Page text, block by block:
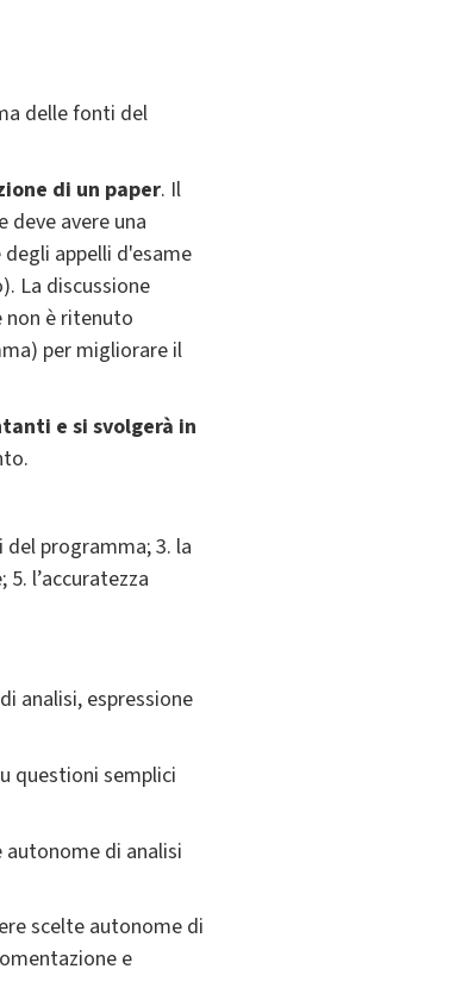
delle fonti del
di un paper. Il
avere una
appelli d'esame
La discussione
è ritenuto
per migliorare il
e si svolgerà in
programma; 3. la
l’accuratezza
analisi, espressione
questioni semplici
di analisi
scelte autonome di
e